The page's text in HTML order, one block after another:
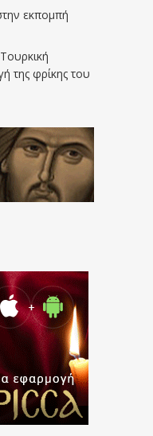
εκπομπή
της φρίκης του